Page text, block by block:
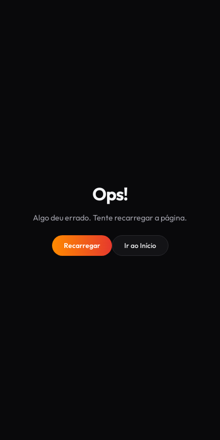
Ops!
Algo deu errado. Tente recarregar a página.
Recarregar Ir ao Início